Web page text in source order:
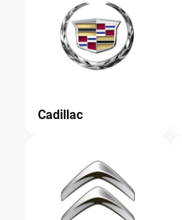
Cadillac